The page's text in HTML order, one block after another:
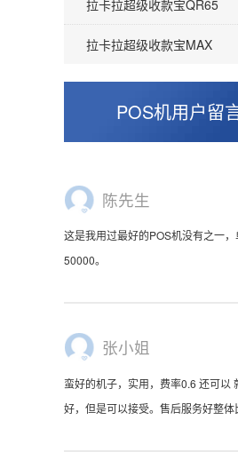
拉卡拉超级收款宝QR65
拉卡拉超级收款宝MAX
POS机用户留
陈先生
这是我用过最好的POS机没有之一
50000。
张小姐
蛮好的机子，实用，费率0.6 还可以
好，但是可以接受。售后服务好整体